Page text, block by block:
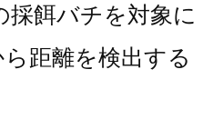
餌バチを対象に
距離を検出する